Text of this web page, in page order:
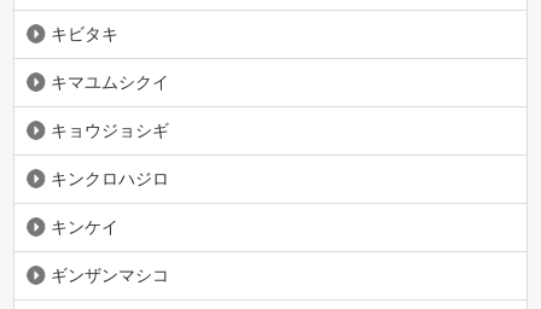
キビタキ
キマユムシクイ
キョウジョシギ
キンクロハジロ
キンケイ
ギンザンマシコ